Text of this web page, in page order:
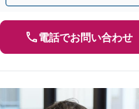
電話でお問い合わせ